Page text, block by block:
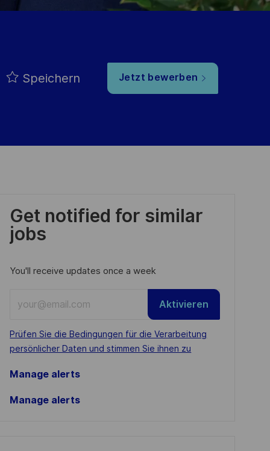
Speichern Jetzt bewerben
Get notified for similar
jobs
You'll receive updates once a week
Email
address
(Required)
Required
Prüfen Sie die Bedingungen für die Verarbeitung
persönlicher Daten und stimmen Sie ihnen zu
Aktivieren
Manage alerts
Manage alerts